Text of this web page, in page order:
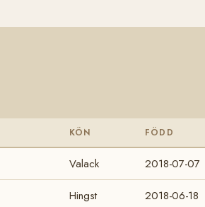
KÖN FÖDD
Valack 2018-07-07
Hingst 2018-06-18